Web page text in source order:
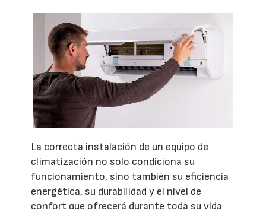
La correcta instalación de un equipo de
climatización no solo condiciona su
funcionamiento, sino también su eficiencia
energética, su durabilidad y el nivel de